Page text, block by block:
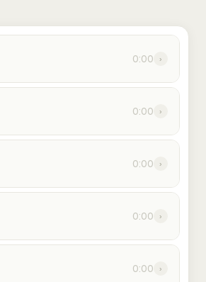
0:00 ›
0:00 ›
0:00 ›
0:00 ›
0:00 ›